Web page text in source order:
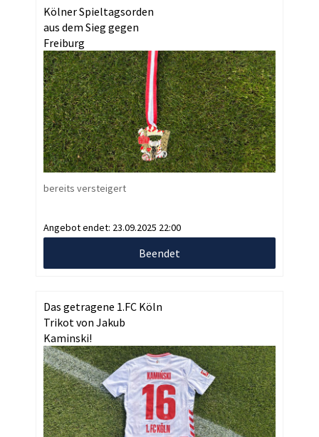
Kölner Spieltagsorden
aus dem Sieg gegen
Freiburg
bereits versteigert
Angebot endet: 23.09.2025 22:00
Beendet
Das getragene 1.FC Köln
Trikot von Jakub
Kaminski!